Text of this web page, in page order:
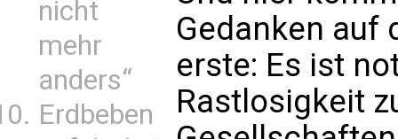
nicht
mehr
anders“
Erdbeben
Gedanken auf
erste: Es ist
Rastlosigkeit